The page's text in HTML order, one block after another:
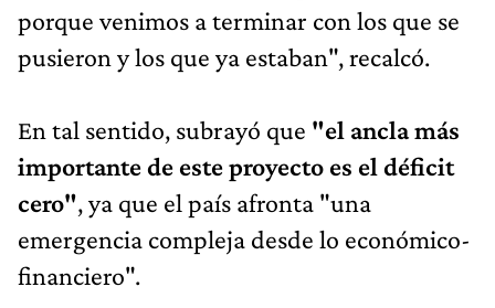
porque venimos a terminar con los que se
pusieron y los que ya estaban", recalcó.
En tal sentido, subrayó que "el ancla más
importante de este proyecto es el déficit
cero", ya que el país afronta "una
emergencia compleja desde lo económico-
financiero".